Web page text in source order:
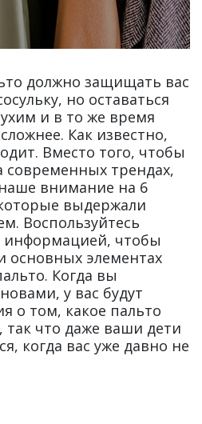
должно защищать вас
но оставаться
и в то же время
Как известно,
Вместо того, чтобы
современных трендах,
внимание на 6
выдержали
Воспользуйтесь
информацией, чтобы
основных элементах
Когда вы
у вас будут
о том, какое пальто
так что даже ваши дети
когда вас уже давно не